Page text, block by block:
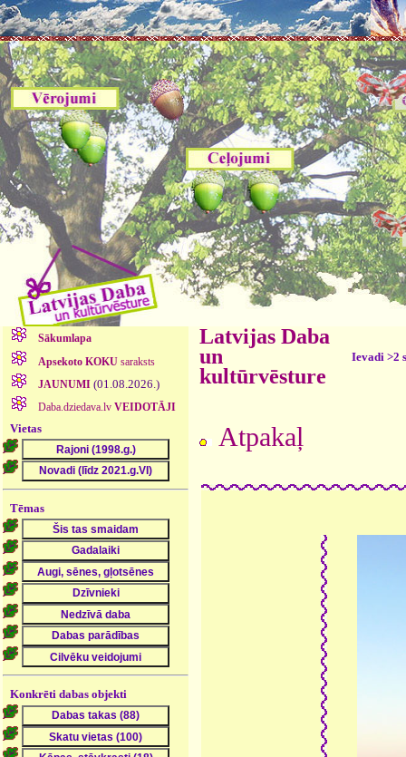
Sākumlapa
Apsekoto KOKUsaraksts
JAUNUMI (01.08.2026.)
Daba.dziedava.lv VEIDOTĀJI
Vietas
Tēmas
Konkrēti dabas objekti
Latvijas Daba
un
kultūrvēsture
Ievadi >2
Atpakaļ